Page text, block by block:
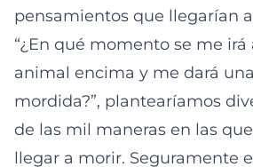
pensamientos que llegarían
“¿En qué momento se me irá
animal encima y me dará
mordida?”, plantearíamos
de las mil maneras en las
llegar a morir. Seguramente